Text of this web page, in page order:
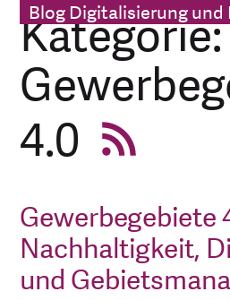
Blog Digitalisierung und
Kategorie:
4.0
Gewerbegebiete
Nachhaltigkeit,
und